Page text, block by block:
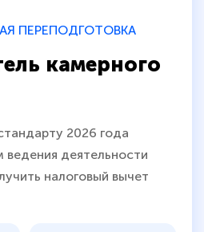
ПЕРЕПОДГОТОВКА
камерного
2026 года
деятельности
налоговый вычет